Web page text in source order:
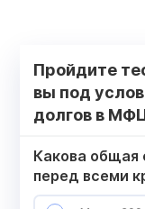
Пройдите
вы под
долгов в
Какова общая
перед всеми